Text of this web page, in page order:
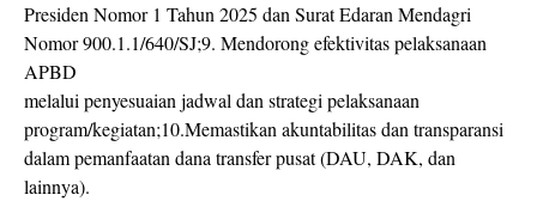
Presiden Nomor 1 Tahun 2025 dan Surat Edaran Mendagri
Nomor 900.1.1/640/SJ;9. Mendorong efektivitas pelaksanaan
APBD
melalui penyesuaian jadwal dan strategi pelaksanaan
program/kegiatan;10.Memastikan akuntabilitas dan transparansi
dalam pemanfaatan dana transfer pusat (DAU, DAK, dan
lainnya).